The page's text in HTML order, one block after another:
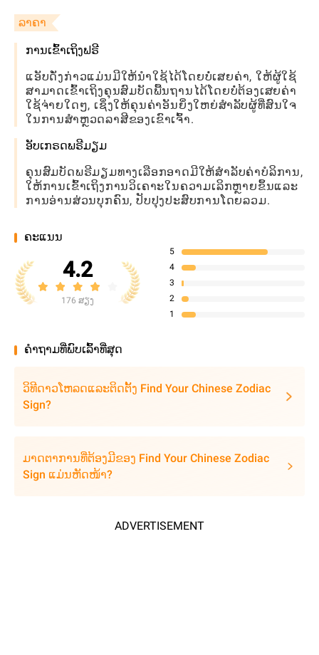
ລາຄາ
ການເຂົ້າເຖິງຟຣີ
ແອັບດັ່ງກ່າວແມ່ນມີໃຫ້ນຳໃຊ້ໄດ້ໂດຍບໍ່ເສຍຄ່າ, ໃຫ້ຜູ້ໃຊ້
ສາມາດເຂົ້າເຖິງຄຸນສົມບັດພື້ນຖານໄດ້ໂດຍບໍ່ຕ້ອງເສຍຄ່າ
ໃຊ້ຈ່າຍໃດໆ, ເຊິ່ງໃຫ້ຄຸນຄ່າອັນຍິ່ງໃຫຍ່ສຳລັບຜູ້ທີ່ສົນໃຈ
ໃນການສຳຫຼວດລາສີຂອງເຂົາເຈົ້າ.
ອັບເກຣດພຣີມຽມ
ຄຸນສົມບັດພຣີມຽມທາງເລືອກອາດມີໃຫ້ສໍາລັບຄ່າບໍລິການ,
ໃຫ້ການເຂົ້າເຖິງການວິເຄາະໃນຄວາມເລິກຫຼາຍຂຶ້ນແລະ
ການອ່ານສ່ວນບຸກຄົນ, ປັບປຸງປະສົບການໂດຍລວມ.
ຄະແນນ
4.2
176 ສຽງ
5
4
3
2
1
ຄໍາຖາມທີ່ພົບເລົ້າທີ່ສຸດ
ວິທີດາວໂຫລດແລະຕິດຕັ້ງ Find Your Chinese Zodiac
Sign?
ມາດຕາການທີ່ຕ້ອງມີຂອງ Find Your Chinese Zodiac
Sign ແມ່ນຫັດໜ້າ?
ADVERTISEMENT